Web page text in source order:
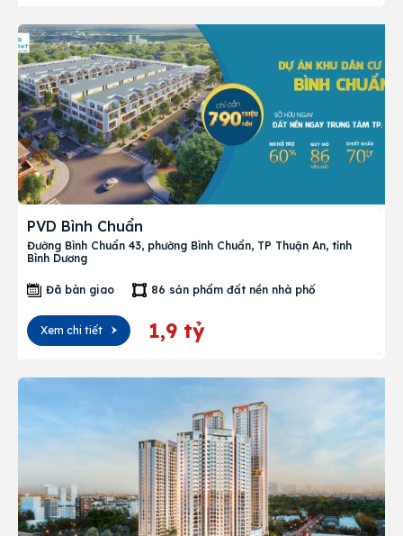
PVD Bình Chuẩn
Đường Bình Chuẩn 43, phường Bình Chuẩn, TP Thuận An, tỉnh
Bình Dương
Đã bàn giao 86 sản phẩm đất nền nhà phố
Xem chi tiết 1,9 tỷ